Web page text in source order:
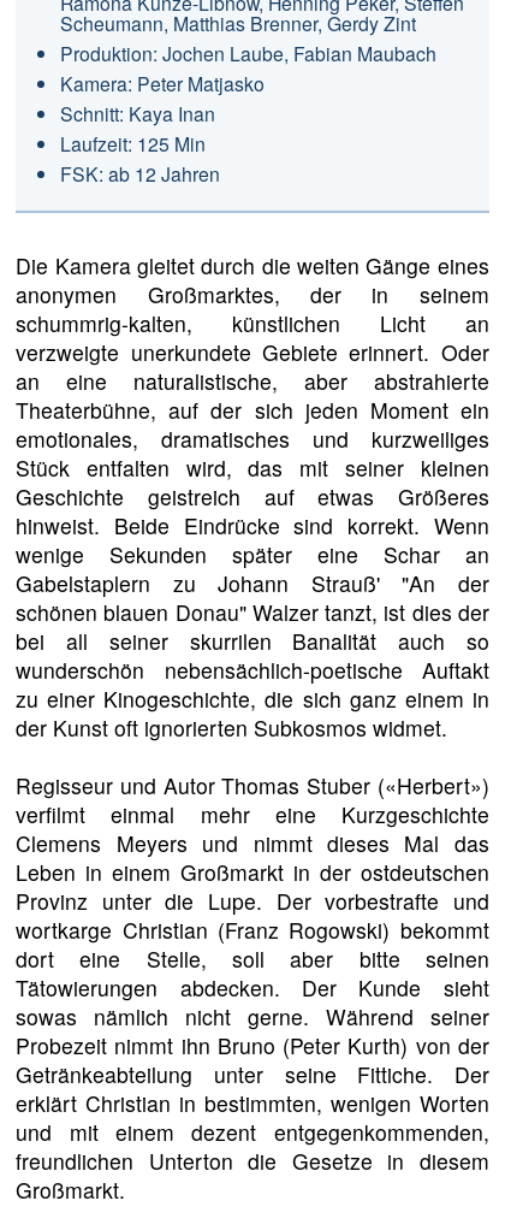
Scheumann, Matthias Brenner, Gerdy Zint
Produktion: Jochen Laube, Fabian Maubach
Kamera: Peter Matjasko
Schnitt: Kaya Inan
Laufzeit: 125 Min
FSK: ab 12 Jahren
Die Kamera gleitet durch die weiten Gänge eines
anonymen Großmarktes, der in seinem
schummrig-kalten, künstlichen Licht an
verzweigte unerkundete Gebiete erinnert. Oder
an eine naturalistische, aber abstrahierte
Theaterbühne, auf der sich jeden Moment ein
emotionales, dramatisches und kurzweiliges
Stück entfalten wird, das mit seiner kleinen
Geschichte geistreich auf etwas Größeres
hinweist. Beide Eindrücke sind korrekt. Wenn
wenige Sekunden später eine Schar an
Gabelstaplern zu Johann Strauß' "An der
schönen blauen Donau" Walzer tanzt, ist dies der
bei all seiner skurrilen Banalität auch so
wunderschön nebensächlich-poetische Auftakt
zu einer Kinogeschichte, die sich ganz einem in
der Kunst oft ignorierten Subkosmos widmet.
Regisseur und Autor Thomas Stuber («Herbert»)
verfilmt einmal mehr eine Kurzgeschichte
Clemens Meyers und nimmt dieses Mal das
Leben in einem Großmarkt in der ostdeutschen
Provinz unter die Lupe. Der vorbestrafte und
wortkarge Christian (Franz Rogowski) bekommt
dort eine Stelle, soll aber bitte seinen
Tätowierungen abdecken. Der Kunde sieht
sowas nämlich nicht gerne. Während seiner
Probezeit nimmt ihn Bruno (Peter Kurth) von der
Getränkeabteilung unter seine Fittiche. Der
erklärt Christian in bestimmten, wenigen Worten
und mit einem dezent entgegenkommenden,
freundlichen Unterton die Gesetze in diesem
Großmarkt.